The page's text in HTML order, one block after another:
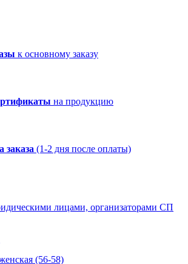
к основному заказу
на продукцию
заказа (1-2 дня после оплаты)
лицами, организаторами СП